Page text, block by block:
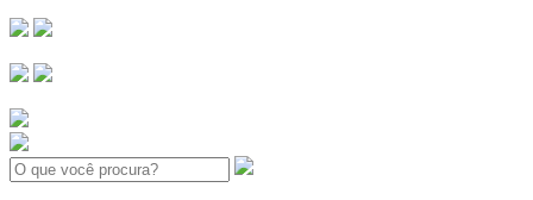
Search: